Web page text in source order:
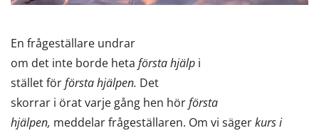
En frågeställare undrar
om det inte borde heta första hjälp i
stället förförsta hjälpen. Det
skorrar i örat varje gång hen hörförsta
hjälpen, meddelar frågeställaren. Om vi sägerkurs i